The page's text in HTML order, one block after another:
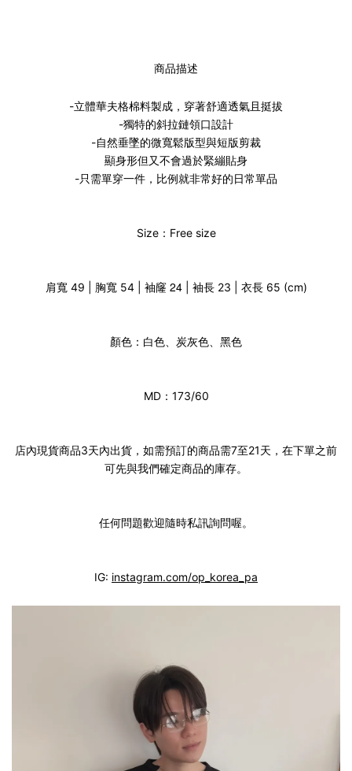
商品描述
-立體華夫格棉料製成， 穿著舒適透氣且挺拔
-獨特的斜拉鏈領口設計
-自然垂墜的微寬鬆版型與短版剪裁
顯身形但又不會過於緊繃貼身
-只需單穿一件，比例就非常好的日常單品
Size：Free size
肩寬 49 | 胸寬 54 | 袖窿 24 | 袖長 23 | 衣長 65 (cm)
顏色：白色、炭灰色、黑色
MD：173/60
店內現貨商品3天內出貨，如需預訂的商品需7至21天，在下單之前
可先與我們確定商品的庫存。
任何問題歡迎隨時私訊詢問喔。
IG: instagram.com/op_korea_pa